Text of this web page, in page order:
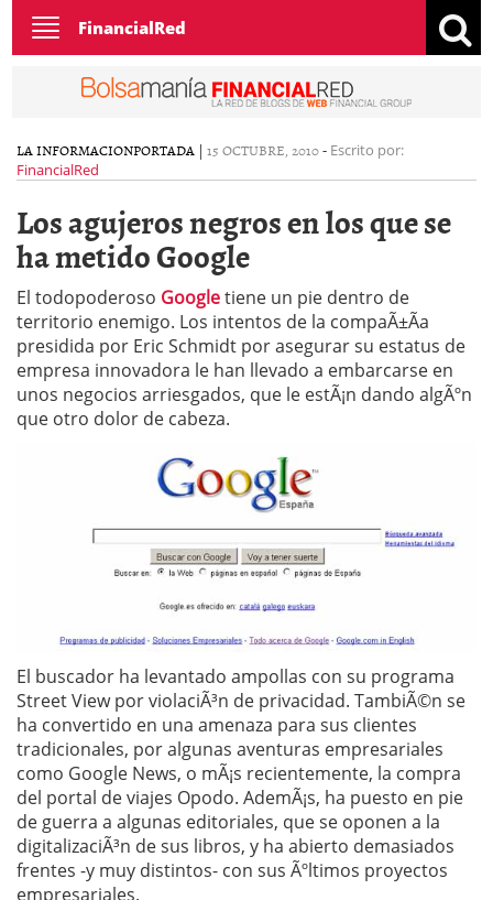
Toggle
navigation
FinancialRed
LA INFORMACIONPORTADA | 15 OCTUBRE, 2010- Escrito por:
FinancialRed
Los agujeros negros en los que se
ha metido Google
El todopoderoso Googletiene un pie dentro de
territorio enemigo. Los intentos de la compaÃ±Ã­a
presidida por Eric Schmidt por asegurar su estatus de
empresa innovadora le han llevado a embarcarse en
unos negocios arriesgados, que le estÃ¡n dando algÃºn
que otro dolor de cabeza.
El buscador ha levantado ampollas con su programa
Street View por violaciÃ³n de privacidad. TambiÃ©n se
ha convertido en una amenaza para sus clientes
tradicionales, por algunas aventuras empresariales
como Google News, o mÃ¡s recientemente, la compra
del portal de viajes Opodo. AdemÃ¡s, ha puesto en pie
de guerra a algunas editoriales, que se oponen a la
digitalizaciÃ³n de sus libros, y ha abierto demasiados
frentes -y muy distintos- con sus Ãºltimos proyectos
empresariales.